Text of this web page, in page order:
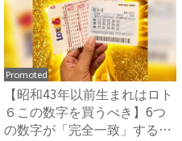
Promoted
【昭和43年以前生まれはロト
６この数字を買うべき】6つ
の数字が「完全一致」する